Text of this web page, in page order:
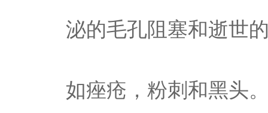
泌的毛孔阻塞和逝世
如痤疮，粉刺和黑头